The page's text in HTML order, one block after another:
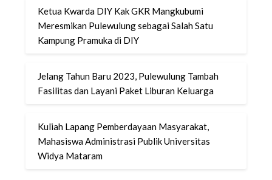
Ketua Kwarda DIY Kak GKR Mangkubumi
Meresmikan Pulewulung sebagai Salah Satu
Kampung Pramuka di DIY
Jelang Tahun Baru 2023, Pulewulung Tambah
Fasilitas dan Layani Paket Liburan Keluarga
Kuliah Lapang Pemberdayaan Masyarakat,
Mahasiswa Administrasi Publik Universitas
Widya Mataram